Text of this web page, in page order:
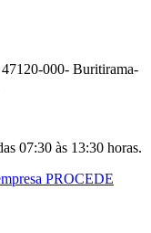
000- Buritirama-
07:30 às 13:30 horas.